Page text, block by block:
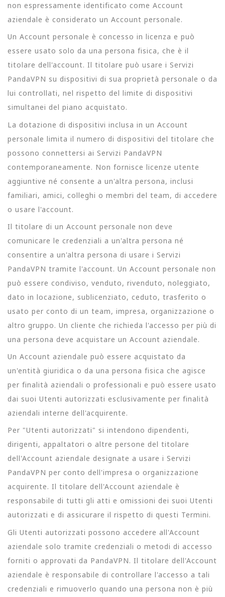
non espressamente identificato come Account
aziendale è considerato un Account personale.
Un Account personale è concesso in licenza e può
essere usato solo da una persona fisica, che è il
titolare dell'account. Il titolare può usare i Servizi
PandaVPN su dispositivi di sua proprietà personale o da
lui controllati, nel rispetto del limite di dispositivi
simultanei del piano acquistato.
La dotazione di dispositivi inclusa in un Account
personale limita il numero di dispositivi del titolare che
possono connettersi ai Servizi PandaVPN
contemporaneamente. Non fornisce licenze utente
aggiuntive né consente a un'altra persona, inclusi
familiari, amici, colleghi o membri del team, di accedere
o usare l'account.
Il titolare di un Account personale non deve
comunicare le credenziali a un'altra persona né
consentire a un'altra persona di usare i Servizi
PandaVPN tramite l'account. Un Account personale non
può essere condiviso, venduto, rivenduto, noleggiato,
dato in locazione, sublicenziato, ceduto, trasferito o
usato per conto di un team, impresa, organizzazione o
altro gruppo. Un cliente che richieda l'accesso per più di
una persona deve acquistare un Account aziendale.
Un Account aziendale può essere acquistato da
un'entità giuridica o da una persona fisica che agisce
per finalità aziendali o professionali e può essere usato
dai suoi Utenti autorizzati esclusivamente per finalità
aziendali interne dell'acquirente.
Per "Utenti autorizzati" si intendono dipendenti,
dirigenti, appaltatori o altre persone del titolare
dell'Account aziendale designate a usare i Servizi
PandaVPN per conto dell'impresa o organizzazione
acquirente. Il titolare dell'Account aziendale è
responsabile di tutti gli atti e omissioni dei suoi Utenti
autorizzati e di assicurare il rispetto di questi Termini.
Gli Utenti autorizzati possono accedere all'Account
aziendale solo tramite credenziali o metodi di accesso
forniti o approvati da PandaVPN. Il titolare dell'Account
aziendale è responsabile di controllare l'accesso a tali
credenziali e rimuoverlo quando una persona non è più